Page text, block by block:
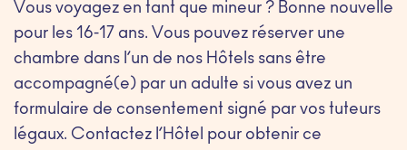
Vous voyagez en tant que mineur ? Bonne nouvelle
pour les 16-17 ans. Vous pouvez réserver une
chambre dans l’un de nos Hôtels sans être
accompagné(e) par un adulte si vous avez un
formulaire de consentement signé par vos tuteurs
légaux. Contactez l’Hôtel pour obtenir ce